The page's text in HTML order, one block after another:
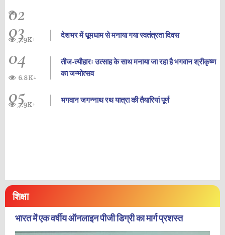
02
03 देशभर में धूमधाम से मनाया गया स्वतंत्रता दिवस
7.9K+
04
तीज-त्यौहारः उत्साह के साथ मनाया जा रहा है भगवान श्रीकृष्ण
का जन्‍मोत्‍सव
6.8K+
05 भगवान जगन्नाथ रथ यात्रा की तैयारियां पूर्ण
7.9K+
शिक्षा
भारत में एक वर्षीय ऑनलाइन पीजी डिग्री का मार्ग प्रशस्त